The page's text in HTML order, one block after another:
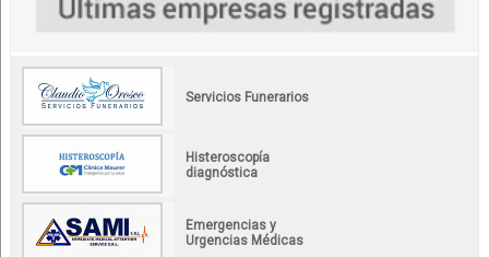
Servicios Funerarios
Histeroscopía
diagnóstica
Emergencias y
Urgencias Médicas